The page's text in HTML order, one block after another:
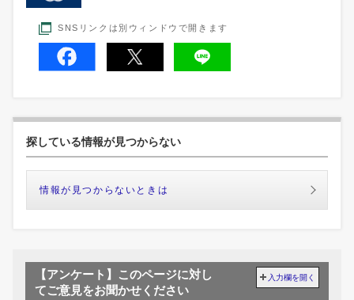
SNSリンクは別ウィンドウで開きます
探している情報が見つからない
情報が見つからないときは
【アンケート】このページに対し
てご意見をお聞かせください
入力欄を開く